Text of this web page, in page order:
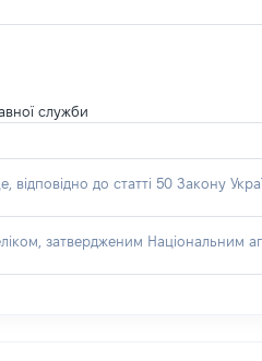
служби
до статті 50 Закону
затвердженим Національним